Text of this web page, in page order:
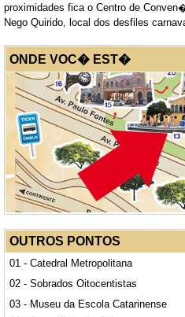
proximidades fica o Centro de
Nego Quirido, local dos desfiles
ONDE VOC� EST�
OUTROS PONTOS
01 - Catedral Metropolitana
02 - Sobrados Oitocentistas
03 - Museu da Escola Catarinense